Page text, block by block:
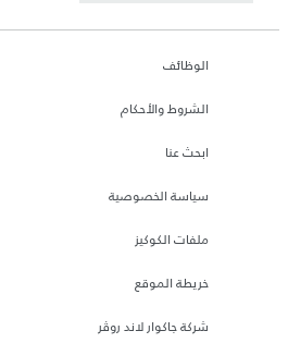
الوظائف
الشروط والأحكام
ابحث عنا
سياسة الخصوصية
ملفات الكوكيز
خريطة الموقع
شركة جاكوار لاند روڤر